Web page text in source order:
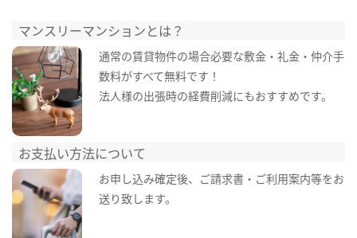
マンスリーマンションとは？
通常の賃貸物件の場合必要な敷金・礼金・仲介手
数料がすべて無料です！
法人様の出張時の経費削減にもおすすめです。
お支払い方法について
お申し込み確定後、ご請求書・ご利用案内等をお
送り致します。